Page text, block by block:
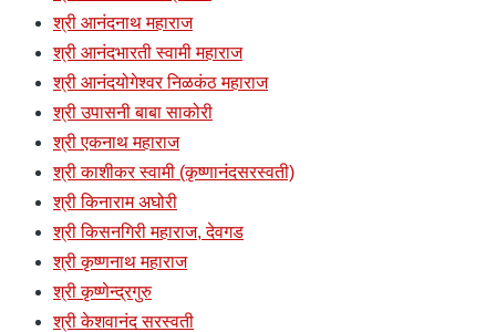
श्री आनंदनाथ महाराज
श्री आनंदभारती स्वामी महाराज
श्री आनंदयोगेश्वर निळकंठ महाराज
श्री उपासनी बाबा साकोरी
श्री एकनाथ महाराज
श्री काशीकर स्वामी (कृष्णानंदसरस्वती)
श्री किनाराम अघोरी
श्री किसनगिरी महाराज, देवगड
श्री कृष्णनाथ महाराज
श्री कृष्णेन्द्रगुरु
श्री केशवानंद सरस्वती